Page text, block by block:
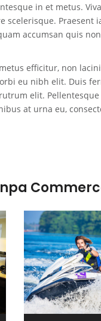
in et metus.
scelerisque.
accumsan quis
efficitur, non
eu nibh elit. Duis
elit.
at urna eu,